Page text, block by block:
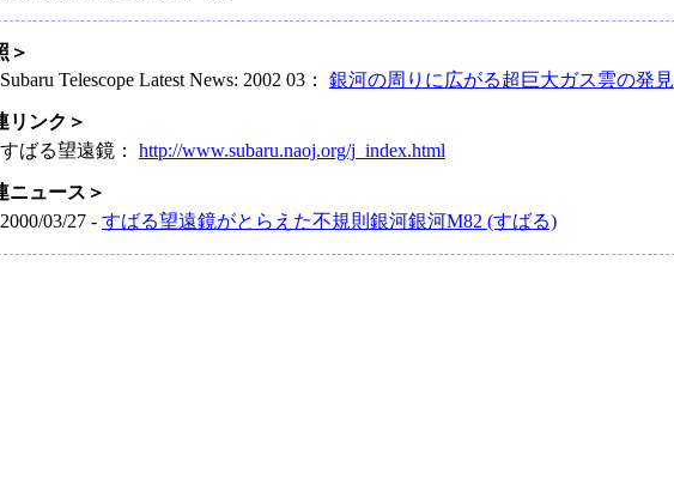
＞
Subaru Telescope Latest News: 2002 03： 銀河の周りに広がる超巨大ガス雲の発見
リンク＞
すばる望遠鏡： http://www.subaru.naoj.org/j_index.html
ニュース＞
2000/03/27 - すばる望遠鏡がとらえた不規則銀河銀河M82 (すばる)